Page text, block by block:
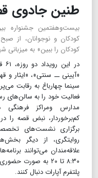
طنین جادوی
بیست‌وهفتمین جشنواره
کودکان را ببین» به میزبانی
«آیینی ــ سنتی»، «ایثار و
سینما چهارباغ به رقابت
فعالیت خود را به سالن‌های
مدارس ومراکز فرهنگی
کم‌برخوردار، نبض قصه
برگزاری نشست‌های
روایتگری، از دیگر
۸:۳۰ تا ۲۰ به
پلتفرم آپارات دنبال کنند.